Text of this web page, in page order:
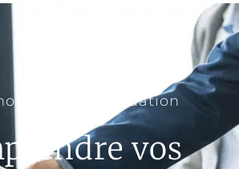
de votre situation
vos